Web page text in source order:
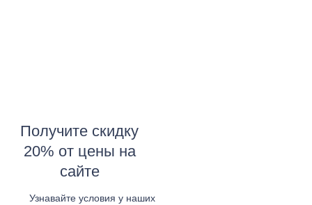
Получите скидку
20% от цены на
сайте
Узнавайте условия у наших